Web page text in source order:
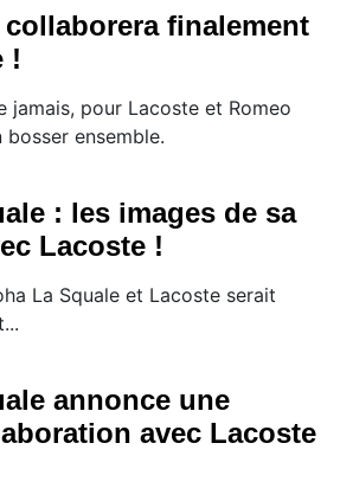
finalement
!
jamais, pour Lacoste et Romeo
ensemble.
: les images de sa
Lacoste !
La Squale et Lacoste serait
annonce une
avec Lacoste